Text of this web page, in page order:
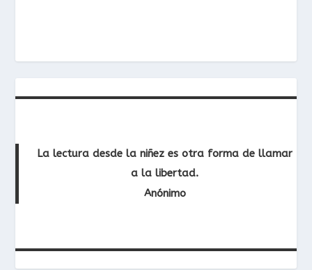
La lectura desde la niñez es otra forma de llamar
a la libertad.
Anónimo